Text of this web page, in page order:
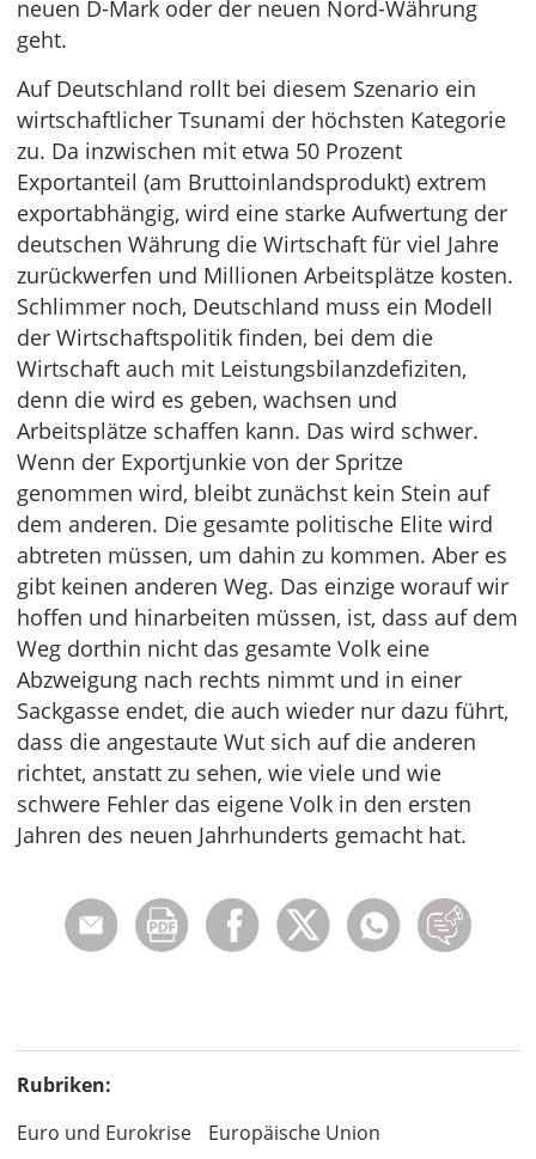
neuen D-Mark oder der neuen Nord-Währung
geht.
Auf Deutschland rollt bei diesem Szenario ein
wirtschaftlicher Tsunami der höchsten Kategorie
zu. Da inzwischen mit etwa 50 Prozent
Exportanteil (am Bruttoinlandsprodukt) extrem
exportabhängig, wird eine starke Aufwertung der
deutschen Währung die Wirtschaft für viel Jahre
zurückwerfen und Millionen Arbeitsplätze kosten.
Schlimmer noch, Deutschland muss ein Modell
der Wirtschaftspolitik finden, bei dem die
Wirtschaft auch mit Leistungsbilanzdefiziten,
denn die wird es geben, wachsen und
Arbeitsplätze schaffen kann. Das wird schwer.
Wenn der Exportjunkie von der Spritze
genommen wird, bleibt zunächst kein Stein auf
dem anderen. Die gesamte politische Elite wird
abtreten müssen, um dahin zu kommen. Aber es
gibt keinen anderen Weg. Das einzige worauf wir
hoffen und hinarbeiten müssen, ist, dass auf dem
Weg dorthin nicht das gesamte Volk eine
Abzweigung nach rechts nimmt und in einer
Sackgasse endet, die auch wieder nur dazu führt,
dass die angestaute Wut sich auf die anderen
richtet, anstatt zu sehen, wie viele und wie
schwere Fehler das eigene Volk in den ersten
Jahren des neuen Jahrhunderts gemacht hat.
Rubriken:
Euro und Eurokrise
Europäische Union